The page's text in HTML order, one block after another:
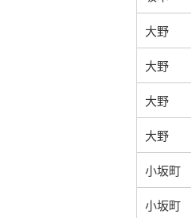
大野
大野
大野
大野
小坂町
小坂町